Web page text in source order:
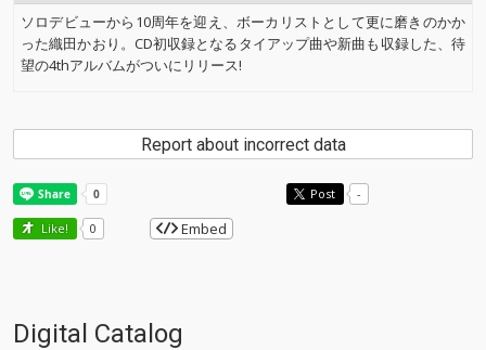
ソロデビューから10周年を迎え、ボーカリストとして更に磨きのかか
った織田かおり。CD初収録となるタイアップ曲や新曲も収録した、待
望の4thアルバムがついにリリース!
Report about incorrect data
Post -
Like! 0 Embed
Digital Catalog